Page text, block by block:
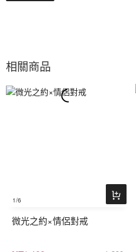
相關商品
1/6
微光之約×情侶對戒